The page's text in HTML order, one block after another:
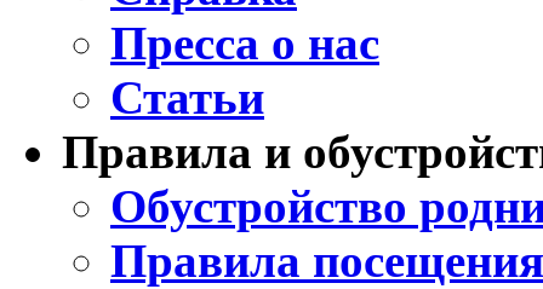
Пресса о нас
Статьи
Правила и
Обустройство
Правила